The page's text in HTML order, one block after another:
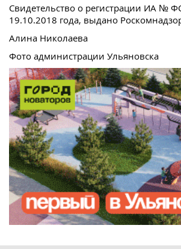
Свидетельство о регистрации ИА №
19.10.2018 года, выдано
Алина Николаева
Фото администрации Ульяновска